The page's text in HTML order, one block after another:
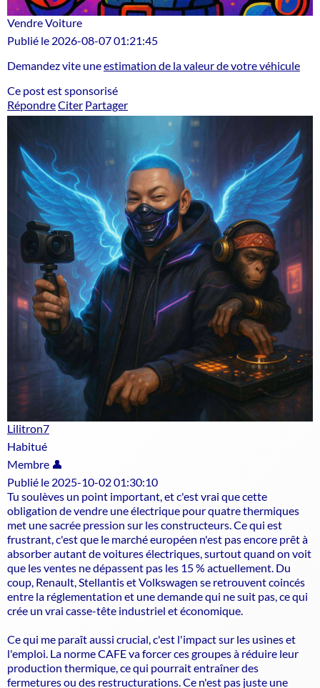
Vendre Voiture
Publié le 2026-08-07 01:21:45
Demandez vite uneestimation de la valeur de votre véhicule
Ce post est sponsorisé
RépondreCiter Partager
Lilitron7
Habitué
Membre 👤
Publié le 2025-10-02 01:30:10
Tu soulèves un point important, et c'est vrai que cette
obligation de vendre une électrique pour quatre thermiques
met une sacrée pression sur les constructeurs. Ce qui est
frustrant, c'est que le marché européen n'est pas encore prêt à
absorber autant de voitures électriques, surtout quand on voit
que les ventes ne dépassent pas les 15 % actuellement. Du
coup, Renault, Stellantis et Volkswagen se retrouvent coincés
entre la réglementation et une demande qui ne suit pas, ce qui
crée un vrai casse-tête industriel et économique.
Ce qui me paraît aussi crucial, c'est l'impact sur les usines et
l'emploi. La norme CAFE va forcer ces groupes à réduire leur
production thermique, ce qui pourrait entraîner des
fermetures ou des restructurations. Ce n'est pas juste une